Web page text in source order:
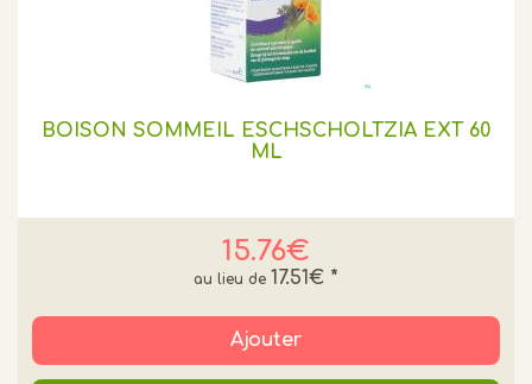
BOISON SOMMEIL ESCHSCHOLTZIA EXT 60
ML
15.76€
17.51€ *
Ajouter